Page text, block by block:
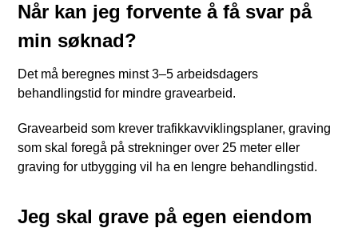
Når kan jeg forvente å få svar på
min søknad?
Det må beregnes minst 3–5 arbeidsdagers
behandlingstid for mindre gravearbeid.
Gravearbeid som krever trafikkavviklingsplaner, graving
som skal foregå på strekninger over 25 meter eller
graving for utbygging vil ha en lengre behandlingstid.
Jeg skal grave på egen eiendom